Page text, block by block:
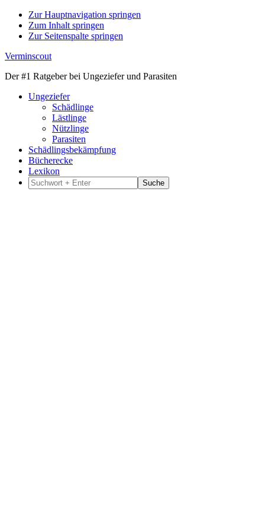
Zur Hauptnavigation springen
Zum Inhalt springen
Zur Seitenspalte springen
Verminscout
Der #1 Ratgeber bei Ungeziefer und Parasiten
Ungeziefer
Schädlinge
Lästlinge
Nützlinge
Parasiten
Schädlingsbekämpfung
Bücherecke
Lexikon
Suchwort
+